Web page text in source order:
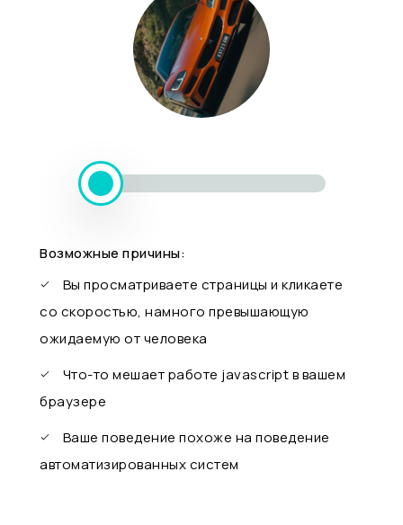
Возможные причины:
Вы просматриваете страницы и кликаете
со скоростью, намного превышающую
ожидаемую от человека
Что-то мешает работе javascript в вашем
браузере
Ваше поведение похоже на поведение
автоматизированных систем